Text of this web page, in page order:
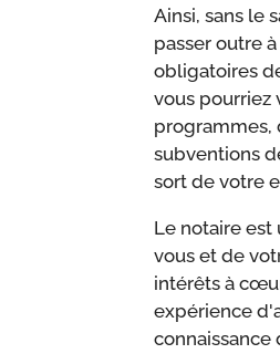
Ainsi, sans le
passer outre
obligatoires
vous pourriez
programmes,
subventions
sort de votre
Le notaire est
vous et de
intérêts à
expérience
connaissance